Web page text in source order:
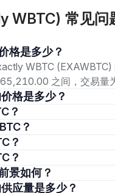
WBTC) 常见问
格是多少？
WBTC
之间，交易
格是多少？
？
？
？
？
景如何？
供应量是多少？